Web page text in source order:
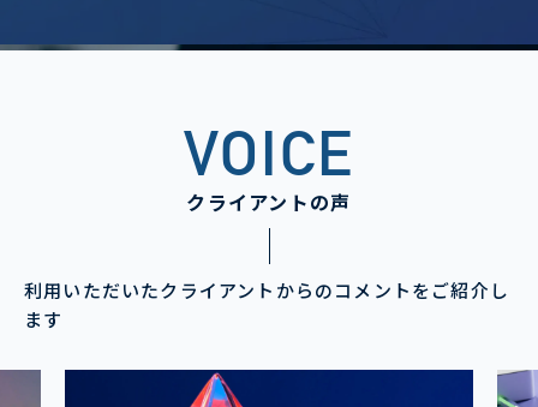
VOICE
クライアントの声
利用いただいたクライアントからのコメントをご紹介し
ます